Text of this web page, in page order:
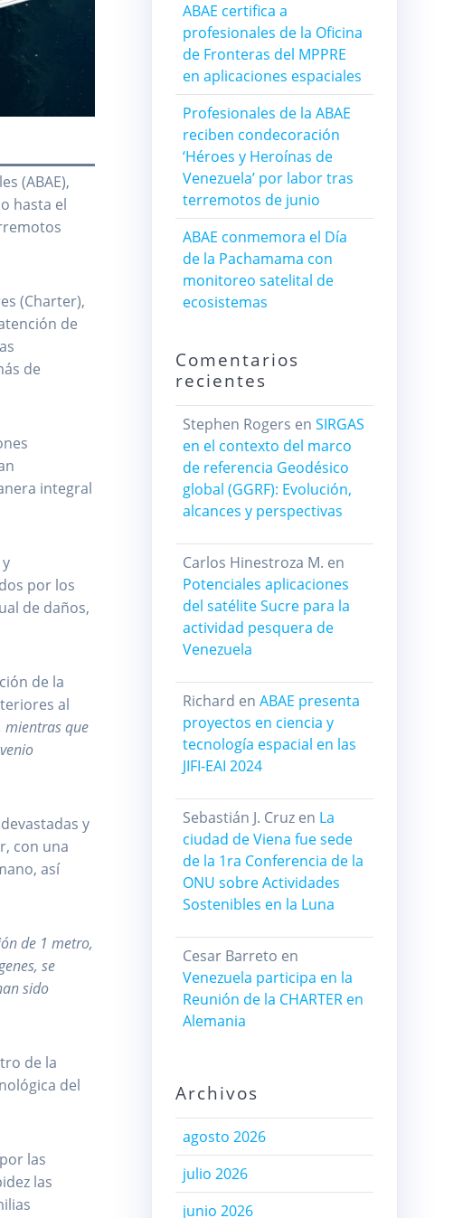
(ABAE),
hasta el
(Charter),
de
de
integral
por los
de daños,
de la
al
mientras que
y
con una
así
de 1 metro,
se
sido
de la
del
las
las
ABAE certifica a
profesionales de la Oficina
de Fronteras del MPPRE
en aplicaciones espaciales
Profesionales de la ABAE
reciben condecoración
‘Héroes y Heroínas de
Venezuela’ por labor tras
terremotos de junio
ABAE conmemora el Día
de la Pachamama con
monitoreo satelital de
ecosistemas
Comentarios
recientes
Stephen Rogers en SIRGAS
en el contexto del marco
de referencia Geodésico
global (GGRF): Evolución,
alcances y perspectivas
Carlos Hinestroza M. en
Potenciales aplicaciones
del satélite Sucre para la
actividad pesquera de
Venezuela
Richard en ABAE presenta
proyectos en ciencia y
tecnología espacial en las
JIFI-EAI 2024
Sebastián J. Cruzen La
ciudad de Viena fue sede
de la 1ra Conferencia de la
ONU sobre Actividades
Sostenibles en la Luna
Cesar Barreto en
Venezuela participa en la
Reunión de la CHARTER en
Alemania
Archivos
agosto 2026
julio 2026
junio 2026